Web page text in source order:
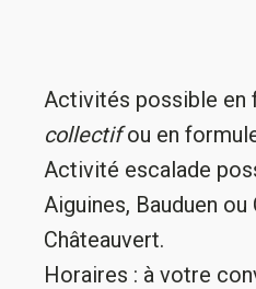
Activités possible en
collectifou en
Activité escalade
Aiguines, Bauduen ou
Châteauvert.
Horaires : à votre